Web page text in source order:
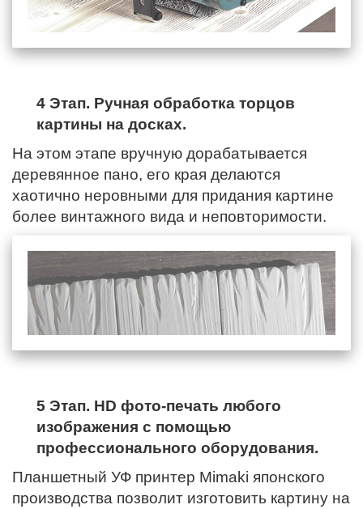
4 Этап. Ручная обработка торцов
картины на досках.
На этом этапе вручную дорабатывается
деревянное пано, его края делаются
хаотично неровными для придания картине
более винтажного вида и неповторимости.
5 Этап. HD фото-печать любого
изображения с помощью
профессионального оборудования.
Планшетный УФ принтер Mimaki японского
производства позволит изготовить картину на